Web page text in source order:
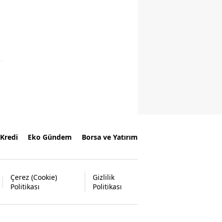
Kredi Eko Gündem Borsa ve Yatırım
Çerez (Cookie)
Politikası
Gizlilik
Politikası